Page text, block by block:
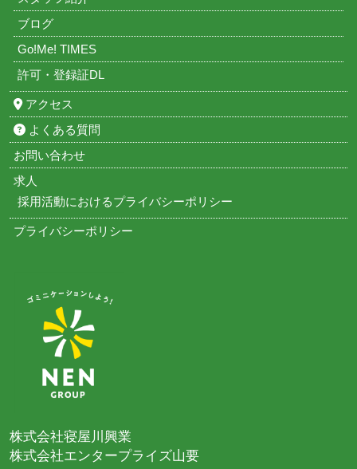
株式会社寝屋川興業
株式会社エンタープライズ山要
ブログ
Go!Me! TIMES
許可・登録証DL
アクセス
よくある質問
お問い合わせ
求人
採用活動におけるプライバシーポリシー
プライバシーポリシー